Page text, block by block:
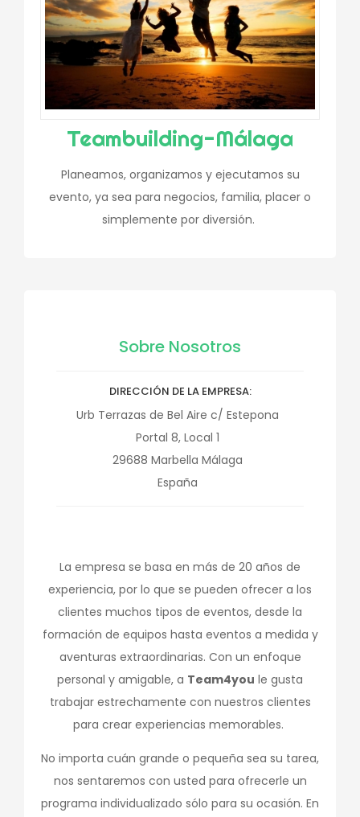
Teambuilding-Málaga
Planeamos, organizamos y ejecutamos su
evento, ya sea para negocios, familia, placer o
simplemente por diversión.
Sobre Nosotros
DIRECCIÓN DE LA EMPRESA
Urb Terrazas de Bel Aire c/ Estepona
Portal 8, Local 1
29688 Marbella Málaga
España
La empresa se basa en más de 20 años de
experiencia, por lo que se pueden ofrecer a los
clientes muchos tipos de eventos, desde la
formación de equipos hasta eventos a medida y
aventuras extraordinarias. Con un enfoque
personal y amigable, a Team4you le gusta
trabajar estrechamente con nuestros clientes
para crear experiencias memorables.
No importa cuán grande o pequeña sea su tarea,
nos sentaremos con usted para ofrecerle un
programa individualizado sólo para su ocasión. En